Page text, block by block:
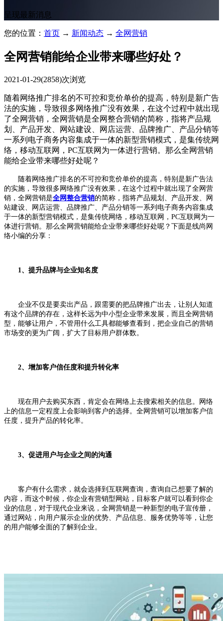
呈现最新消息
您的位置： 首页 → 新闻动态 → 全网营销
全网营销能给企业带来哪些好处？
2021-01-29(2858)次浏览
随着网络推广排名的不可控和竞价单价的提高，特别是新广告
法的实施，导致很多网络推广没有效果，在这个过程中就出现
了全网营销，全网营销是全网整合营销的简称，指将产品规
划、产品开发、网站建设、网店运营、品牌推广、产品分销等
一系列电子商务内容集成于一体的新型营销模式，是集传统网
络，移动互联网，PC互联网为一体进行营销。那么全网营销
能给企业带来哪些好处呢？
随着网络推广排名的不可控和竞价单价的提高，特别是新广告法
的实施，导致很多网络推广没有效果，在这个过程中就出现了全网营
销，全网营销是全网整合营销的简称，指将产品规划、产品开发、网
站建设、网店运营、品牌推广、产品分销等一系列电子商务内容集成
于一体的新型营销模式，是集传统网络，移动互联网，PC互联网为一
体进行营销。那么全网营销能给企业带来哪些好处呢？下面是线尚网
络小编的分享：
1、提升品牌与企业知名度
企业不仅是要卖出产品，跟需要的把品牌推广出去，让别人知道
有这个品牌的存在，这样长远为中小型企业带来发展，而且全网营销
型，能够让用户，不管用什么工具都能够查看到，把企业自己的营销
市场变的更为广阔，扩大了目标用户群体数。
2、增加客户信任度和提升转化率
现在用户去购买东西，肯定会在网络上去搜索相关的信息。网络
上的信息一定程度上会影响到客户的选择。全网营销可以增加客户信
任度，提升产品的转化率。
3、促进用户与企业之间的沟通
客户有什么需求，就会选择到互联网查询，查询自己想要了解的
内容，而这个时候，你企业有营销型网站，目标客户就可以看到你企
业的信息，对于现代企业来说，全网营销是一种新型的电子宣传册，
通过网站，向用户展示企业的优势、产品信息、服务优势等等，让您
的用户能够全面的了解到企业。